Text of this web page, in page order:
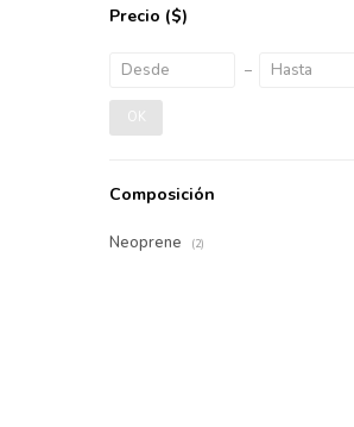
Precio ($)
OK
Composición
Neoprene (2)